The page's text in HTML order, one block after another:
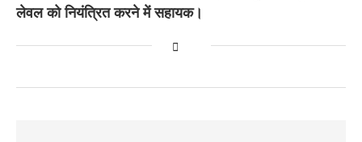
लेवल को नियंत्रित करने में सहायक।